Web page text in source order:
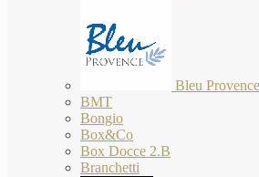
Bleu Provence
BMT
Bongio
Box&Co
Box Docce 2.B
Branchetti